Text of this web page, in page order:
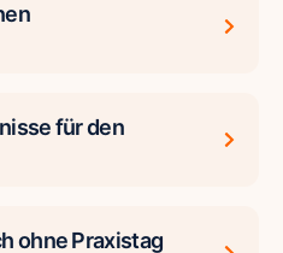
für den
ohne Praxistag